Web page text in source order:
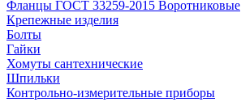
Фланцы ГОСТ 33259-2015 Воротниковые
Крепежные изделия
Болты
Гайки
Хомуты сантехнические
Шпильки
Контрольно-измерительные приборы